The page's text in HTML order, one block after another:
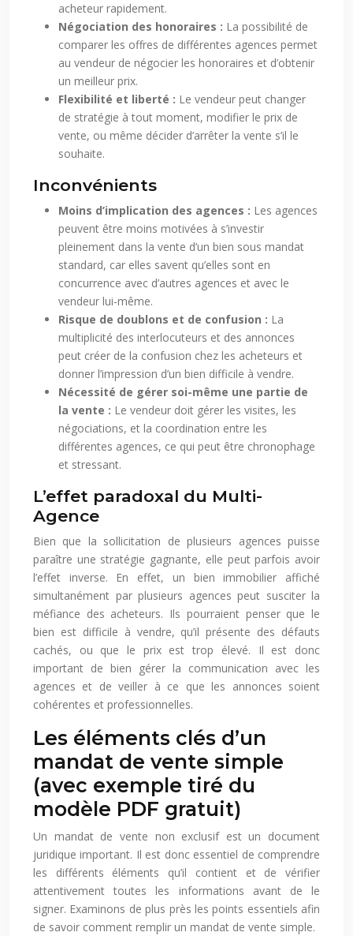
acheteur rapidement.
Négociation des honoraires : La possibilité de
comparer les offres de différentes agences permet
au vendeur de négocier les honoraires et d’obtenir
un meilleur prix.
Flexibilité et liberté : Le vendeur peut changer
de stratégie à tout moment, modifier le prix de
vente, ou même décider d’arrêter la vente s’il le
souhaite.
Inconvénients
Moins d’implication des agences : Les agences
peuvent être moins motivées à s’investir
pleinement dans la vente d’un bien sous mandat
standard, car elles savent qu’elles sont en
concurrence avec d’autres agences et avec le
vendeur lui-même.
Risque de doublons et de confusion : La
multiplicité des interlocuteurs et des annonces
peut créer de la confusion chez les acheteurs et
donner l’impression d’un bien difficile à vendre.
Nécessité de gérer soi-même une partie de
la vente : Le vendeur doit gérer les visites, les
négociations, et la coordination entre les
différentes agences, ce qui peut être chronophage
et stressant.
L’effet paradoxal du Multi-
Agence
Bien que la sollicitation de plusieurs agences puisse
paraître une stratégie gagnante, elle peut parfois avoir
l’effet inverse. En effet, un bien immobilier affiché
simultanément par plusieurs agences peut susciter la
méfiance des acheteurs. Ils pourraient penser que le
bien est difficile à vendre, qu’il présente des défauts
cachés, ou que le prix est trop élevé. Il est donc
important de bien gérer la communication avec les
agences et de veiller à ce que les annonces soient
cohérentes et professionnelles.
Les éléments clés d’un
mandat de vente simple
(avec exemple tiré du
modèle PDF gratuit)
Un mandat de vente non exclusif est un document
juridique important. Il est donc essentiel de comprendre
les différents éléments qu’il contient et de vérifier
attentivement toutes les informations avant de le
signer. Examinons de plus près les points essentiels afin
de savoir comment remplir un mandat de vente simple.